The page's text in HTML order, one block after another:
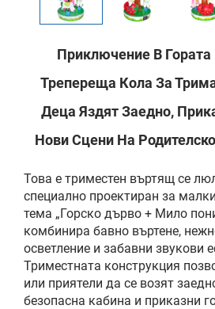
Приключение В Гората
Трепереща Кола За
Деца Яздят Заедно,
Нови Сцени На
Това е триместен въртящ се
специално проектиран за
тема „Горско дърво + Мило
комбинира бавно въртене,
осветление и забавни звукови
Триместната конструкция
или приятели да се возят
безопасна кабина и приказни